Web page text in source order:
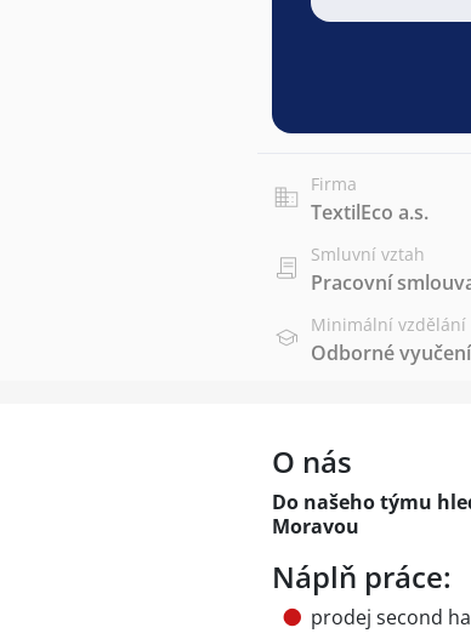
Firma
TextilEco a.s.
Smluvní vztah
Pracovní
Minimální vzdělání
Odborné
O nás
Do našeho týmu
Moravou
Náplň práce:
prodej second